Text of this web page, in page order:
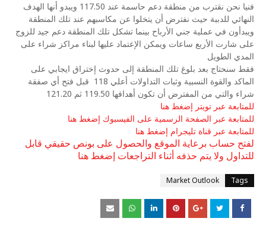
فنيا نحن نقترب من منطقة دعم حاسمة عند 117.50 ويبدو أنها الهدف
النهائي للدببة حيث نفترض أن يتخلوا عن مكاسبهم عند تلك المنطقة
ويبدأون في عملية جني الأرباح بينما تشكل تلك المنطقة دعم جيد للزوج
على شارت الأربع ساعات ويمكن الإعتماد عليها لبناء مراكز شراء على
المدي الطويل
فقط سنحتاج بعد بلوغ تلك المنطقة إلى حدوث إختراق ايجابي على
الماكد والقوة النسبية وثبات التداولات أعلي 118 قبل فتح أي صفقة
شراء والتي من المفترض أن تكون أهدافها 119.50 ثم 121.20
للمتابعة عبر تويتر إضغط هنا
للمتابعة عبر الصفحة الرسمية على الفيسبوك إضغط هنا
للمتابعة عبر قناة تليجرام إضغط هنا
لفتح حساب برعاية الموقع والحصول على بونص حقيقي قابل
للتداول ولا يتم حذفه أثناء التراجعات إضغط هنا
Tags
Market Outlook